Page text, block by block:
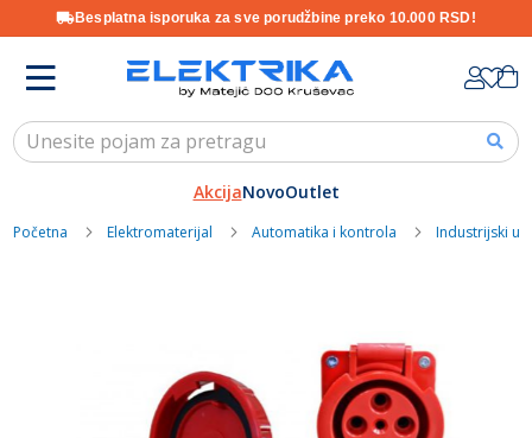
Besplatna isporuka za sve porudžbine preko 10.000 RSD!
Content
AkcijaNovoOutlet
Početna Elektromaterijal Automatika i kontrola Industrijski